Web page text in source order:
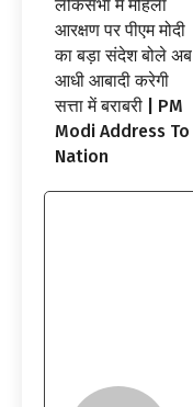
लोकसभा में महिला
आरक्षण पर पीएम मोदी
का बड़ा संदेश बोले अब
आधी आबादी करेगी
सत्ता में बराबरी | PM
Modi Address To
Nation